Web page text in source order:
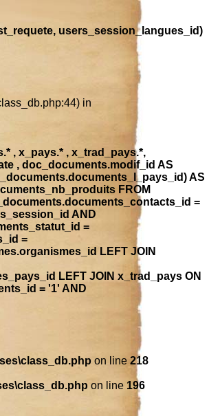
users_session_langues_id)
in
, x_pays.* , x_trad_pays.*,
, doc_documents.modif_id AS
AS
FROM
=
AND
=
=
LEFT JOIN
LEFT JOIN x_trad_pays ON
= '1' AND
on line 218
on line 196